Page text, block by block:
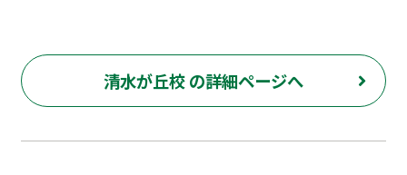
清水が丘校 の詳細ページへ